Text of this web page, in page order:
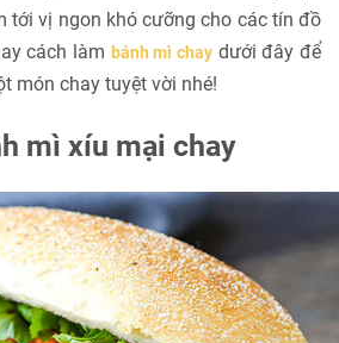
tới vị ngon khó cưỡng cho các tín đồ
cách làm bánh mì chay dưới đây để
món chay tuyệt vời nhé!
mì xíu mại chay